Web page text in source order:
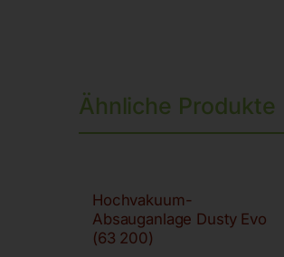
Ähnliche Produkte
Hochvakuum-
Absauganlage Dusty Evo
(63 200)